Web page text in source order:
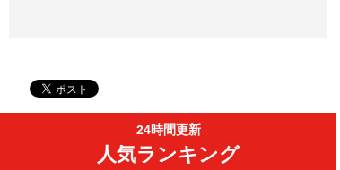
24時間更新
人気ランキング